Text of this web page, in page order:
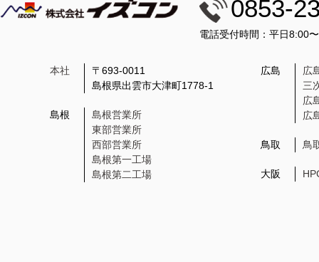
0853-
電話受付時間：平日8:00
本社
〒693-0011
島根県出雲市大津町1778-1
島根
島根営業所
東部営業所
西部営業所
島根第一工場
島根第二工場
広島
広
三
広
広
鳥取 鳥
大阪